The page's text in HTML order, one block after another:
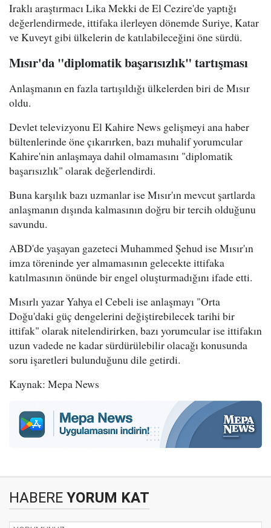
Iraklı araştırmacı Lika Mekki de El Cezire'de yaptığı
değerlendirmede, ittifaka ilerleyen dönemde Suriye, Katar
ve Kuveyt gibi ülkelerin de katılabileceğini öne sürdü.
Mısır'da "diplomatik başarısızlık" tartışması
Anlaşmanın en fazla tartışıldığı ülkelerden biri de Mısır
oldu.
Devlet televizyonu El Kahire News gelişmeyi ana haber
bültenlerinde öne çıkarırken, bazı muhalif yorumcular
Kahire'nin anlaşmaya dahil olmamasını "diplomatik
başarısızlık" olarak değerlendirdi.
Buna karşılık bazı uzmanlar ise Mısır'ın mevcut şartlarda
anlaşmanın dışında kalmasının doğru bir tercih olduğunu
savundu.
ABD'de yaşayan gazeteci Muhammed Şehud ise Mısır'ın
imza töreninde yer almamasının gelecekte ittifaka
katılmasının önünde bir engel oluşturmadığını ifade etti.
Mısırlı yazar Yahya el Cebeli ise anlaşmayı "Orta
Doğu'daki güç dengelerini değiştirebilecek tarihi bir
ittifak" olarak nitelendirirken, bazı yorumcular ise ittifakın
uzun vadede ne kadar sürdürülebilir olacağı konusunda
soru işaretleri bulunduğunu dile getirdi.
Kaynak: Mepa News
HABERE YORUM KAT